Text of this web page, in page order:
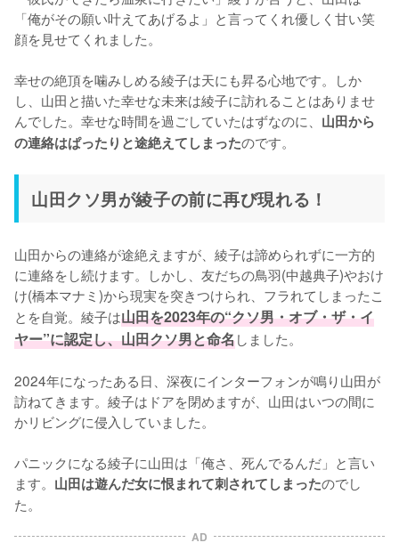
「俺がその願い叶えてあげるよ」と言ってくれ優しく甘い笑
顔を見せてくれました。
幸せの絶頂を噛みしめる綾子は天にも昇る心地です。しか
し、山田と描いた幸せな未来は綾子に訪れることはありませ
んでした。幸せな時間を過ごしていたはずなのに、 山田から
の連絡はぱったりと途絶えてしまったのです。
山田クソ男が綾子の前に再び現れる！
山田からの連絡が途絶えますが、綾子は諦められずに一方的
に連絡をし続けます。しかし、友だちの鳥羽(中越典子)やおけ
け(橋本マナミ)から現実を突きつけられ、フラれてしまったこ
とを自覚。綾子は山田を2023年の“クソ男・オブ・ザ・イ
ヤー”に認定し、山田クソ男と命名しました。
2024年になったある日、深夜にインターフォンが鳴り山田が
訪ねてきます。綾子はドアを閉めますが、山田はいつの間に
かリビングに侵入していました。
パニックになる綾子に山田は「俺さ、死んでるんだ」と言い
ます。 山田は遊んだ女に恨まれて刺されてしまったのでし
た。
AD